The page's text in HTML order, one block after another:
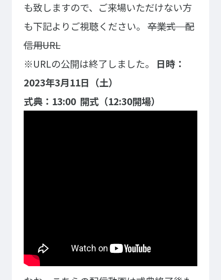
映像メディア学科
ミュージック科
声優・演劇科
ゲームクリエーター科
アニメ・マンガ科
デザイン科
CGクリエーター科
情報システム科
電気電子学科
法律情報科
公務員科
大学併修学科/教育専攻科/
卒業生の紹介
キャンパスライフ
も致しますので、ご来場いただけない方
も下記よりご視聴ください。 卒業式 配
信用URL
※URLの公開は終了しました。
日時：
2023年3月11日（土）
式典：13:00 開式（12:30開場）